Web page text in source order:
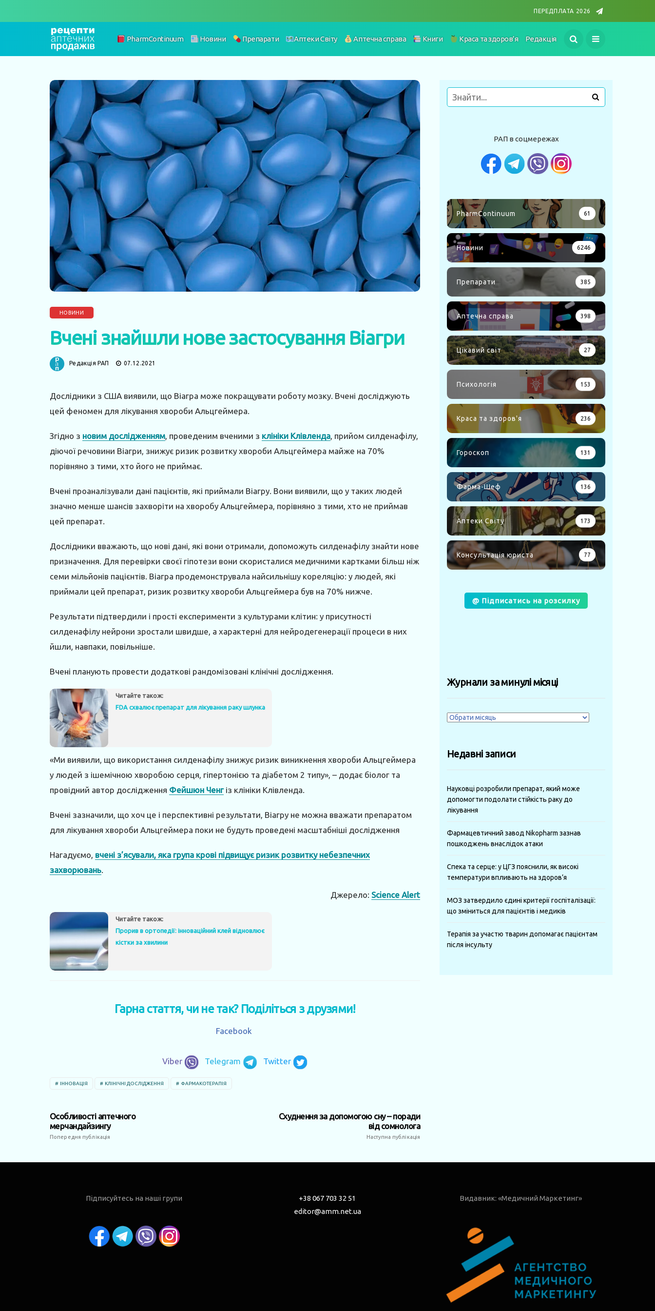
ПЕРЕДПЛАТА 2026
PharmContinuum Новини Препарати Аптеки Світу Аптечна справа Книги Краса та здоров’я Редакція
НОВИНИ
Вчені знайшли нове застосування Віагри
Редакція РАП 07.12.2021
Дослідники з США виявили, що Віагра може покращувати роботу мозку. Вчені досліджують
цей феномен для лікування хвороби Альцгеймера.
Згідно з новим дослідженням, проведеним вченими з клініки Клівленда, прийом силденафілу,
діючої речовини Віагри, знижує ризик розвитку хвороби Альцгеймера майже на 70%
порівняно з тими, хто його не приймає.
Вчені проаналізували дані пацієнтів, які приймали Віагру. Вони виявили, що у таких людей
значно менше шансів захворіти на хворобу Альцгеймера, порівняно з тими, хто не приймав
цей препарат.
Дослідники вважають, що нові дані, які вони отримали, допоможуть силденафілу знайти нове
призначення. Для перевірки своєї гіпотези вони скористалися медичними картками більш ніж
семи мільйонів пацієнтів. Віагра продемонструвала найсильнішу кореляцію: у людей, які
приймали цей препарат, ризик розвитку хвороби Альцгеймера був на 70% нижче.
Результати підтвердили і прості експерименти з культурами клітин: у присутності
силденафілу нейрони зростали швидше, а характерні для нейродегенерації процеси в них
йшли, навпаки, повільніше.
Вчені планують провести додаткові рандомізовані клінічні дослідження.
Читайте також:
FDA схвалює препарат для лікування раку шлунка
«Ми виявили, що використання силденафілу знижує ризик виникнення хвороби Альцгеймера
у людей з ішемічною хворобою серця, гіпертонією та діабетом 2 типу», – додає біолог та
провідний автор дослідження Фейшюн Ченгіз клініки Клівленда.
Вчені зазначили, що хоч це і перспективні результати, Віагру не можна вважати препаратом
для лікування хвороби Альцгеймера поки не будуть проведені масштабніші дослідження
Нагадуємо, вчені з’ясували, яка група крові підвищує ризик розвитку небезпечних
захворювань.
Джерело:Science Alert
Читайте також:
Прорив в ортопедії: інноваційний клей відновлює
кістки за хвилини
Гарна стаття, чи не так? Поділіться з друзями!
Facebook
Viber Telegram Twitter
ІННОВАЦІЯ КЛІНІЧНІ ДОСЛІДЖЕННЯ ФАРМАКОТЕРАПІЯ
Особливості аптечного
мерчандайзингу
Попередня публікація
Схуднення за допомогою сну – поради
від сомнолога
Наступна публікація
РАП в соцмережах
PharmContinuum 61
Новини 6246
Препарати 385
Аптечна справа 398
Цікавий світ 27
Психологія 153
Краса та здоров'я 236
Гороскоп 131
Фарма-Шеф 136
Аптеки Світу 173
Консультація юриста 77
@ Підписатись на розсилку
Журнали за минулі місяці
Журнали
місяці
Недавні записи
Науковці розробили препарат, який може
допомогти подолати стійкість раку до
лікування
Фармацевтичний завод Nikopharm зазнав
пошкоджень внаслідок атаки
Спека та серце: у ЦГЗ пояснили, як високі
температури впливають на здоров’я
МОЗ затвердило єдині критерії госпіталізації:
що зміниться для пацієнтів і медиків
Терапія за участю тварин допомагає пацієнтам
після інсульту
Підписуйтесь на наші групи
+38 067 703 32 51
editor@amm.net.ua
Видавник: «Медичний Маркетинг»